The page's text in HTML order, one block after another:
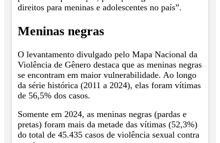
direitos para meninas e adolescentes no país”.
Meninas negras
O levantamento divulgado pelo Mapa Nacional da
Violência de Gênero destaca que as meninas negras
se encontram em maior vulnerabilidade. Ao longo
da série histórica (2011 a 2024), elas foram vítimas
de 56,5% dos casos.
Somente em 2024, as meninas negras (pardas e
pretas) foram mais da metade das vítimas (52,3%)
do total de 45.435 casos de violência sexual contra